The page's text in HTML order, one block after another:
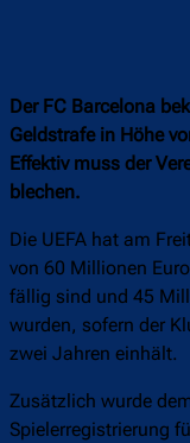
Der FC Barcelona
Geldstrafe in Höhe
Effektiv muss der
blechen.
Die UEFA hat am
von 60 Millionen
fällig sind und 45
wurden, sofern der
zwei Jahren einhält.
Zusätzlich wurde
Spielerregistrierung